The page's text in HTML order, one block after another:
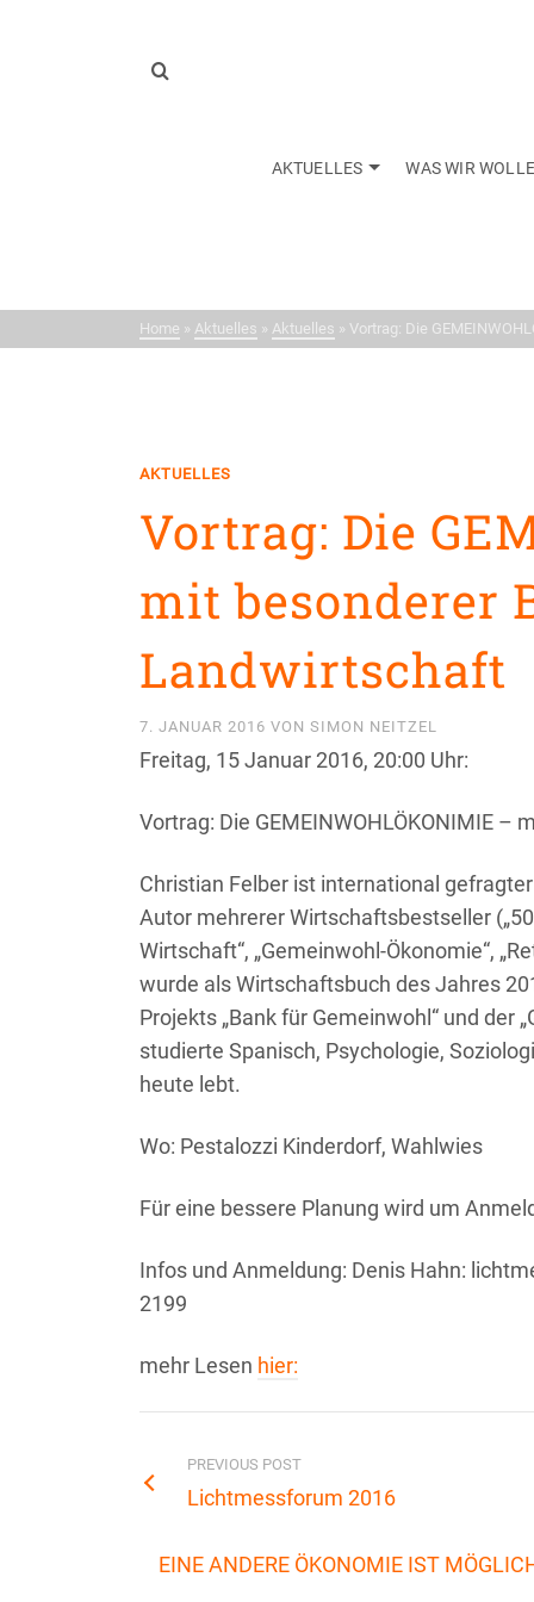
AKTUELLES WAS WIR
Home » Aktuelles » Aktuelles » Vortrag: Die
AKTUELLES
Vortrag: Die
mit besonderer
Landwirtschaft
7. JANUAR 2016 VON SIMON NEITZEL
Freitag, 15 Januar 2016, 20:00 Uhr:
Vortrag: Die GEMEINWOHLÖKONIMIE
Christian Felber ist international
Autor mehrerer Wirtschaftsbestseller
Wirtschaft“, „Gemeinwohl-Ökonomie“,
wurde als Wirtschaftsbuch des Jahres
Projekts „Bank für Gemeinwohl“ und der
studierte Spanisch, Psychologie,
heute lebt.
Wo: Pestalozzi Kinderdorf, Wahlwies
Für eine bessere Planung wird um
Infos und Anmeldung: Denis Hahn:
2199
mehr Lesen hier:
PREVIOUS POST
Lichtmessforum 2016
EINE ANDERE ÖKONOMIE IST